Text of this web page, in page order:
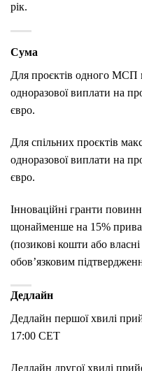
рік.
Сума
Для проєктів одного МСП
одноразової виплати на
євро.
Для спільних проєктів
одноразової виплати на
євро.
Інноваційні гранти
щонайменше на 15%
(позикові кошти або
обов’язковим
Дедлайн
Дедлайн першої хвилі
17:00 CET
Дедлайн другої хвилі